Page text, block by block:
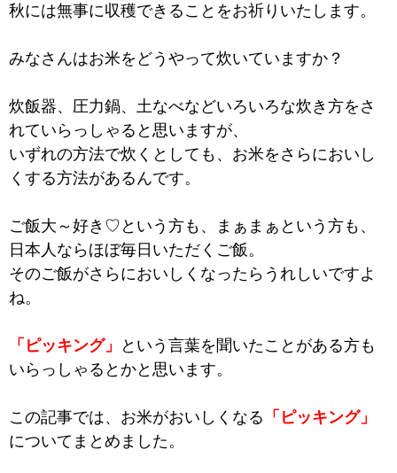
秋には無事に収穫できることをお祈りいたします。
みなさんはお米をどうやって炊いていますか？
炊飯器、圧力鍋、土なべなどいろいろな炊き方をさ
れていらっしゃると思いますが、
いずれの方法で炊くとしても、お米をさらにおいし
くする方法があるんです。
ご飯大～好き♡という方も、まぁまぁという方も、
日本人ならほぼ毎日いただくご飯。
そのご飯がさらにおいしくなったらうれしいですよ
ね。
「ピッキング」
という言葉を聞いたことがある方も
いらっしゃるとかと思います。
この記事では、お米がおいしくなる 「ピッキング」
についてまとめました。